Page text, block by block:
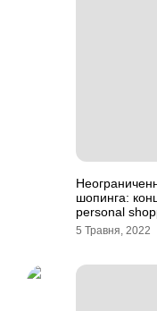
шопинга:
personal
5 Травня, 2022